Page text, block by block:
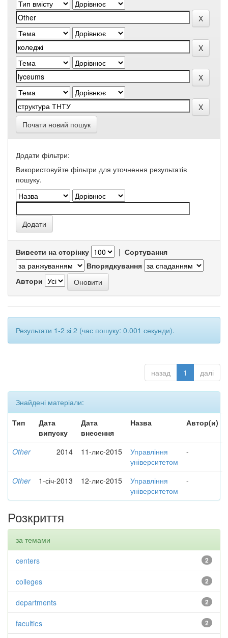
Почати новий пошук
Додати фільтри:
Використовуйте фільтри для уточнення результатів
пошуку.
Вивести на сторінку | Сортування
Впорядкування
Автори
Результати 1-2 зі 2 (час пошуку: 0.001 секунди).
назад 1 далі
Знайдені матеріали:
Тип
Дата
випуску
Дата
внесення
Назва Автор(и)
Other 2014 11-лис-2015
Управління
університетом
-
Other 1-січ-2013 12-лис-2015
Управління
університетом
-
Розкриття
за темами
2
centers
2
colleges
2
departments
2
faculties